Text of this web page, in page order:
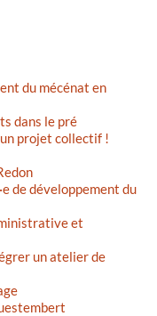
du mécénat en
dans le pré
projet collectif !
de développement du
et
un atelier de